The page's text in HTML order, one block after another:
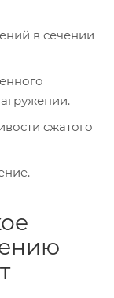
в сечении
сжатого